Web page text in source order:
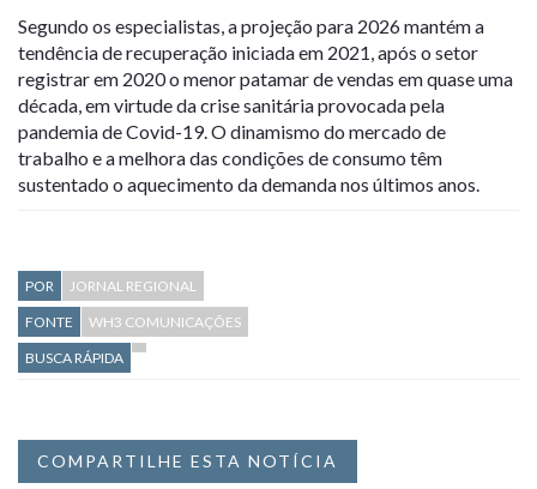
Segundo os especialistas, a projeção para 2026 mantém a
tendência de recuperação iniciada em 2021, após o setor
registrar em 2020 o menor patamar de vendas em quase uma
década, em virtude da crise sanitária provocada pela
pandemia de Covid-19. O dinamismo do mercado de
trabalho e a melhora das condições de consumo têm
sustentado o aquecimento da demanda nos últimos anos.
POR
JORNAL REGIONAL
FONTE
WH3 COMUNICAÇÕES
BUSCA RÁPIDA
COMPARTILHE ESTA NOTÍCIA